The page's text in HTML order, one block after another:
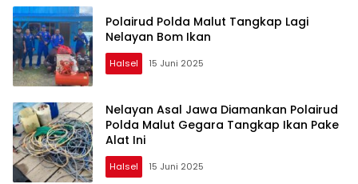
Polairud Polda Malut Tangkap Lagi
Nelayan Bom Ikan
Halsel 15 Juni 2025
Nelayan Asal Jawa Diamankan Polairud
Polda Malut Gegara Tangkap Ikan Pake
Alat Ini
Halsel 15 Juni 2025